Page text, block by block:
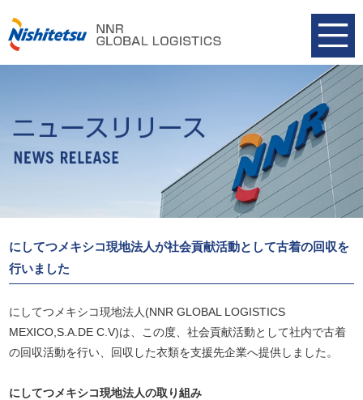
にしてつメキシコ現地法人が社会貢献活動として古着の回収を
行いました
にしてつメキシコ現地法人(NNR GLOBAL LOGISTICS
MEXICO,S.A.DE C.V)は、この度、社会貢献活動として社内で古着
の回収活動を行い、回収した衣類を支援先企業へ提供しました。
にしてつメキシコ現地法人の取り組み